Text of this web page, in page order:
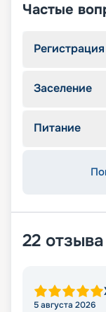
Частые
Регистрация
Заселение
Питание
22 отзыва
5 августа 2026